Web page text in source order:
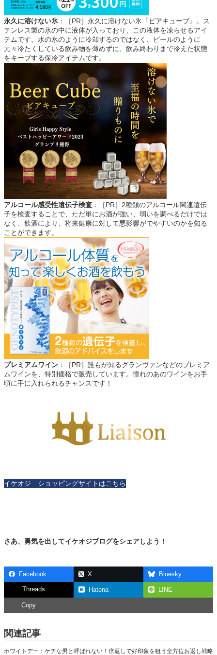
永久に溶けない氷 ：［PR］永久に溶けない氷『ビアキューブ』。ス
テンレス製の氷の中に液体が入っており、この液体を凍らせるアイ
テムです。水の氷のように冷却するのではなく、ビールのように
元々冷たくしている飲み物を薄めずに、飲み終わりまで冷えた状態
をキープする保冷アイテムです。
アルコール感受性遺伝子検査 ：［PR］2種類のアルコール関連遺伝
子を検査することで、ただ単にお酒が強い、弱いを調べるだけでは
なく、飲酒により、将来健康に対して悪影響がでやすいのかを知る
ことができます。
プレミアムワイン ：［PR］誰もが知るグランヴァンなどのプレミア
ムワインを、特別価格で販売しています。憧れのあのワインをお手
頃に手に入れられるチャンスです！
イケオジ ショッピングサイトはこちら
さあ、勇気を出してイケオジブログをシェアしよう！
Facebook X Bluesky
Threads Hatena LINE
Copy
関連記事
ホワイトデー：ケチな男と呼ばれない！倍返しで好印象を狙う全方位お返し戦略